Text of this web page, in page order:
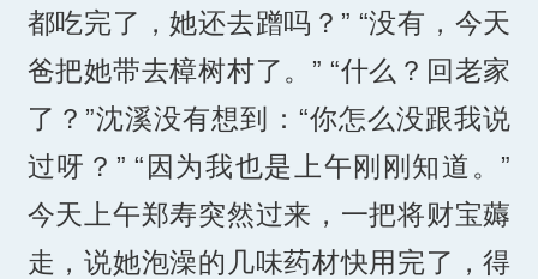
都吃完了，她还去蹭吗？” “没有，今天
爸把她带去樟树村了。” “什么？回老家
了？”沈溪没有想到：“你怎么没跟我说
过呀？” “因为我也是上午刚刚知道。”
今天上午郑寿突然过来，一把将财宝薅
走，说她泡澡的几味药材快用完了，得